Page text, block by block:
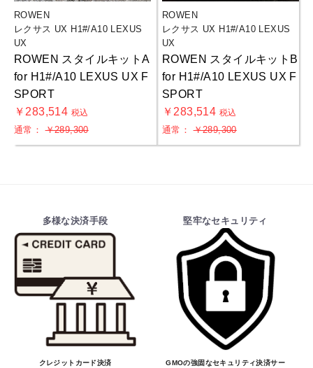
ROWEN
レクサス UX H1#/A10 LEXUS
UX
ROWEN スタイルキットA
for H1#/A10 LEXUS UX F
SPORT
￥283,514 税込
通常：￥289,300
ROWEN
レクサス UX H1#/A10 LEXUS
UX
ROWEN スタイルキットB
for H1#/A10 LEXUS UX F
SPORT
￥283,514 税込
通常：￥289,300
多様な決済手段
クレジットカード決済
堅牢なセキュリティ
GMOの強固なセキュリティ決済サー